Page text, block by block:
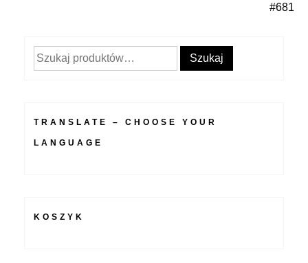
#681
Szukaj: Szukaj
TRANSLATE – CHOOSE YOUR
LANGUAGE
KOSZYK